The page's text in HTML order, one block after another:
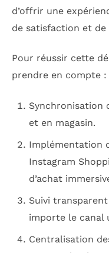
d’offrir une
de satisfaction et
Pour réussir cette
prendre en compte :
Synchronisation
et en magasin.
Implémentation
Instagram
d’achat
Suivi
importe le canal
Centralisation